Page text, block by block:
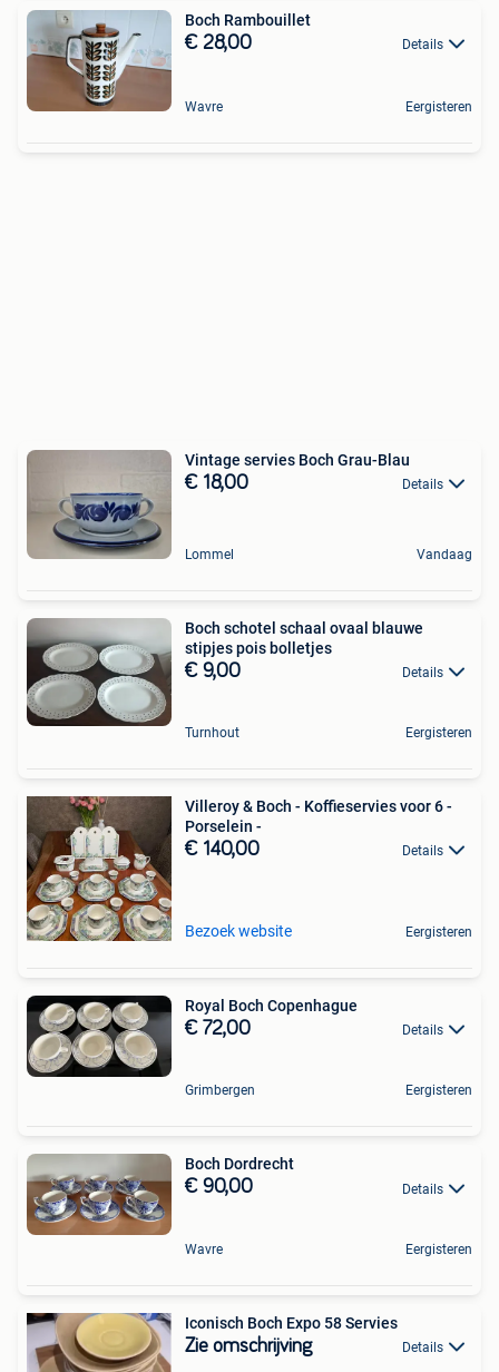
Boch Rambouillet
€ 28,00 Details
Wavre Eergisteren
Vintage servies Boch Grau-Blau
€ 18,00 Details
Lommel Vandaag
Boch schotel schaal ovaal blauwe
stipjes pois bolletjes
€ 9,00 Details
Turnhout Eergisteren
Villeroy & Boch - Koffieservies voor 6 -
Porselein -
€ 140,00 Details
Bezoek website Eergisteren
Royal Boch Copenhague
€ 72,00 Details
Grimbergen Eergisteren
Boch Dordrecht
€ 90,00 Details
Wavre Eergisteren
Iconisch Boch Expo 58 Servies
Zie omschrijving Details